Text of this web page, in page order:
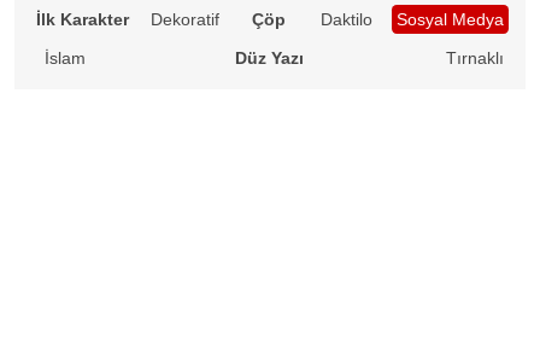
İlk Karakter
Dekoratif Çöp Daktilo
Sosyal Medya
İslam
Düz Yazı Tırnaklı